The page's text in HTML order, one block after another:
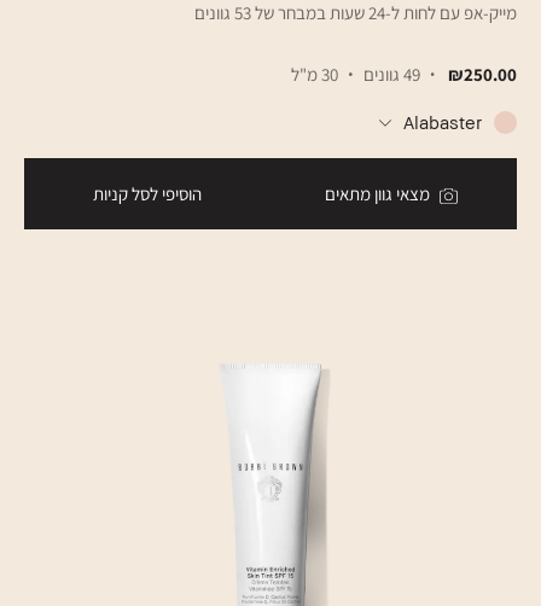
מייק-אפ עם לחות ל-24 שעות במבחר של 53 גוונים
₪250.00 49 גוונים 30 מ"ל
Alabaster
מצאי גוון מתאים הוסיפי לסל קניות